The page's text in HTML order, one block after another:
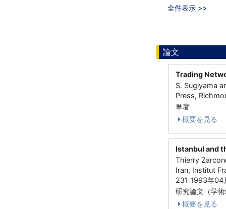
全件表示 >>
論文
Trading
S. Sugiyama
Press,
単著
概要を見る
Istanbul and
Thierry
Iran, Institut
231 1993年04
研究論文（学
概要を見る